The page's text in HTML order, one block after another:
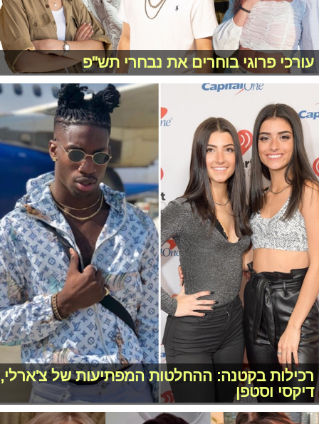
עורכי פרוגי בוחרים את נבחרי תש"פ
רכילות בקטנה: ההחלטות המפתיעות של צ'ארלי,
דיקסי וסטפן